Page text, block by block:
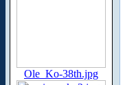
Ole_Ko-38th.jpg